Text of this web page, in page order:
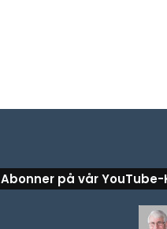
Abonner på vår